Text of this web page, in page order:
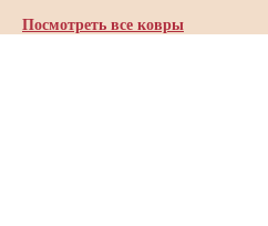
Посмотреть все ковры